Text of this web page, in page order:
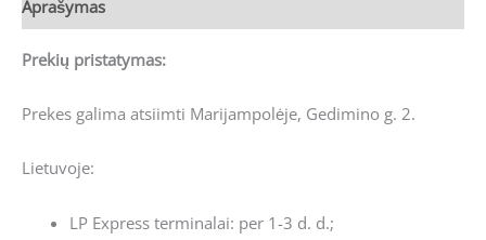
Aprašymas
Prekių pristatymas:
Prekes galima atsiimti Marijampolėje, Gedimino g. 2.
Lietuvoje:
LP Express terminalai: per 1-3 d. d.;